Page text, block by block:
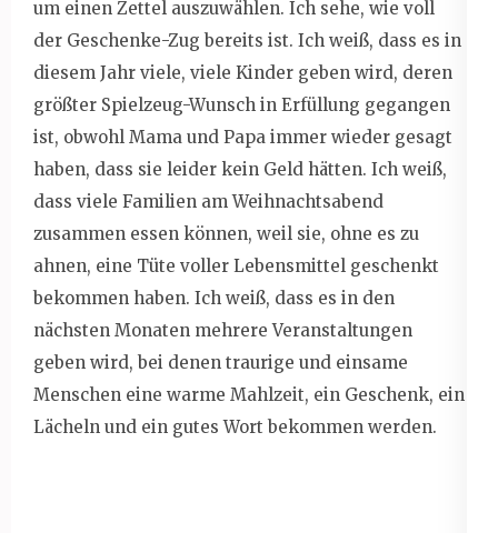
um einen Zettel auszuwählen. Ich sehe, wie voll
der Geschenke-Zug bereits ist. Ich weiß, dass es in
diesem Jahr viele, viele Kinder geben wird, deren
größter Spielzeug-Wunsch in Erfüllung gegangen
ist, obwohl Mama und Papa immer wieder gesagt
haben, dass sie leider kein Geld hätten. Ich weiß,
dass viele Familien am Weihnachtsabend
zusammen essen können, weil sie, ohne es zu
ahnen, eine Tüte voller Lebensmittel geschenkt
bekommen haben. Ich weiß, dass es in den
nächsten Monaten mehrere Veranstaltungen
geben wird, bei denen traurige und einsame
Menschen eine warme Mahlzeit, ein Geschenk, ein
Lächeln und ein gutes Wort bekommen werden.